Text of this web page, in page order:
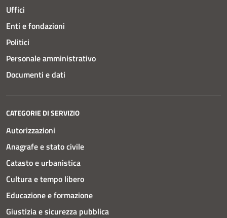
Uffici
Enti e fondazioni
Politici
Personale amministrativo
Documenti e dati
CATEGORIE DI SERVIZIO
Autorizzazioni
Anagrafe e stato civile
Catasto e urbanistica
Cultura e tempo libero
Educazione e formazione
Giustizia e sicurezza pubblica